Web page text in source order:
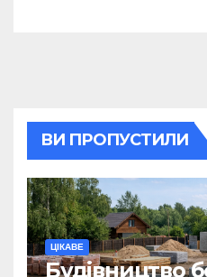
ВИ ПРОПУСТИЛИ
ЦІКАВЕ
Будівництво